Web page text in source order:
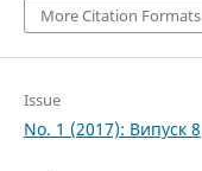
More Citation Formats
Issue
No. 1 (2017): Випуск 8